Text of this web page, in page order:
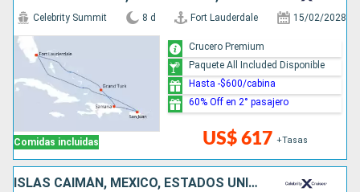
Comidas incluidas
Celebrity Summit 8 d Fort Lauderdale 15/02/2028
US$ 617 +Tasas
Crucero Premium
Paquete All Included Disponible
Hasta -$600/cabina
60% Off en 2° pasajero
ISLAS CAIMÁN, MÉXICO, ESTADOS UNIDOS